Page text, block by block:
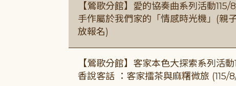
【鶯歌分館】愛的協奏曲系列活動
手作屬於我們家的「情感時光機」(親
放報名)
【鶯歌分館】客家本色大探索系列活
香說客話 ：客家擂茶與麻糬微旅 (115/